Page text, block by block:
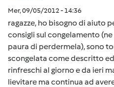
Mer, 09/05/2012 - 14:36
ragazze, ho bisogno di aiuto
consigli sul congelamento
paura di perdermela), sono
scongelata come descritto
rinfreschi al giorno e da ieri
lievitare ma continua ad